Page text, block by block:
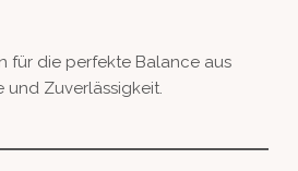
für die perfekte Balance aus
und Zuverlässigkeit.